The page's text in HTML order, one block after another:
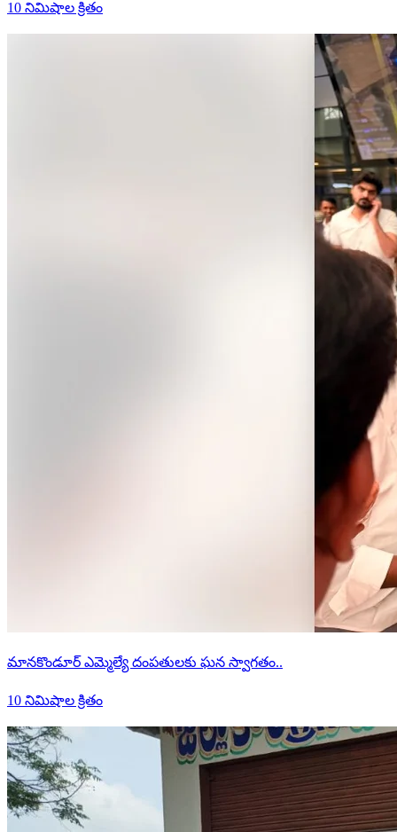
10 నిమిషాల క్రితం
మానకొండూర్ ఎమ్మెల్యే దంపతులకు ఘన స్వాగతం..
10 నిమిషాల క్రితం